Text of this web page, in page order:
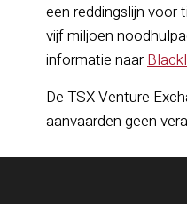
een reddingslijn voor
vijf miljoen
informatie naar
De TSX Venture
aanvaarden